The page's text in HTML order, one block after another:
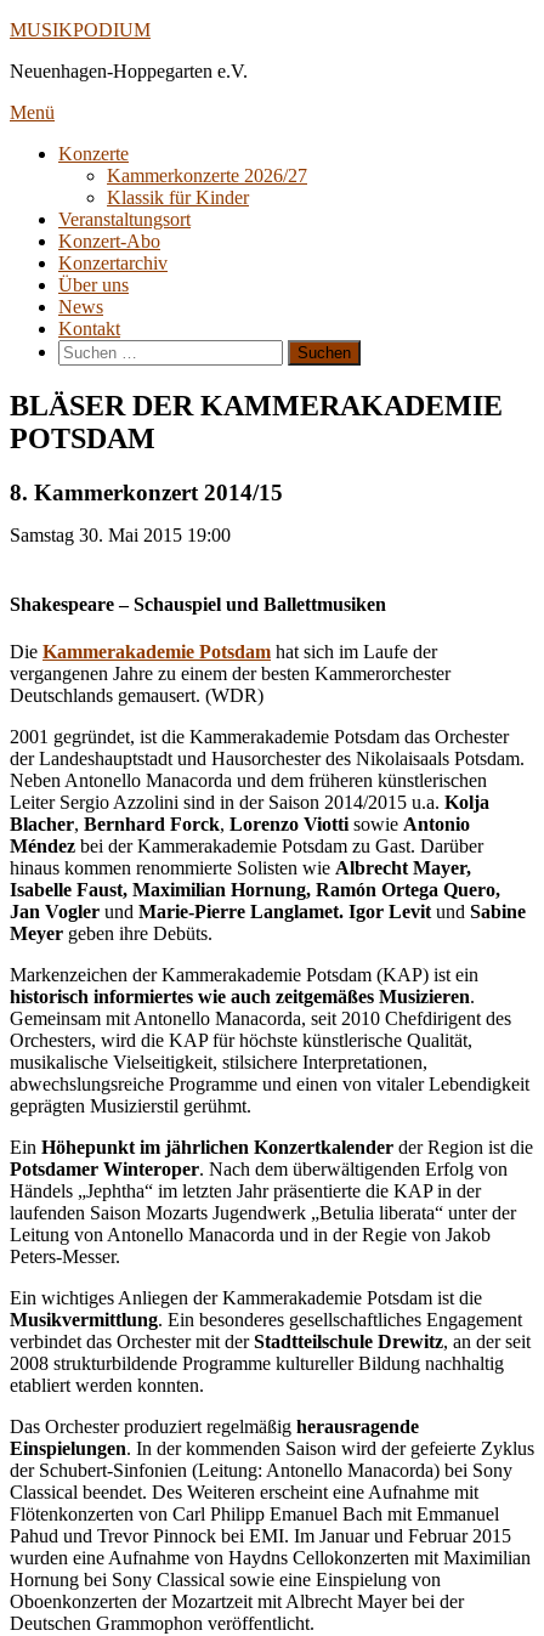
Direkt
Inhalt
MUSIKPODIUM
Neuenhagen-Hoppegarten e.V.
Menü
Konzerte
Kammerkonzerte 2026/27
Klassik für Kinder
Veranstaltungsort
Konzert-Abo
Konzertarchiv
Über uns
News
Kontakt
Suche
nach:
BLÄSER DER KAMMERAKADEMIE
POTSDAM
8. Kammerkonzert 2014/15
Samstag 30. Mai 2015 19:00
Shakespeare – Schauspiel und Ballettmusiken
Die Kammerakademie Potsdam hat sich im Laufe der
vergangenen Jahre zu einem der besten Kammerorchester
Deutschlands gemausert. (WDR)
2001 gegründet, ist die Kammerakademie Potsdam das Orchester
der Landeshauptstadt und Hausorchester des Nikolaisaals Potsdam.
Neben Antonello Manacorda und dem früheren künstlerischen
Leiter Sergio Azzolini sind in der Saison 2014/2015 u.a. Kolja
Blacher, Bernhard Forck, Lorenzo Viotti sowie Antonio
Méndez bei der Kammerakademie Potsdam zu Gast. Darüber
hinaus kommen renommierte Solisten wie Albrecht Mayer,
Isabelle Faust, Maximilian Hornung, Ramón Ortega Quero,
Jan Vogler und Marie-Pierre Langlamet. Igor Levit und Sabine
Meyer geben ihre Debüts.
Markenzeichen der Kammerakademie Potsdam (KAP) ist ein
historisch informiertes wie auch zeitgemäßes Musizieren.
Gemeinsam mit Antonello Manacorda, seit 2010 Chefdirigent des
Orchesters, wird die KAP für höchste künstlerische Qualität,
musikalische Vielseitigkeit, stilsichere Interpretationen,
abwechslungsreiche Programme und einen von vitaler Lebendigkeit
geprägten Musizierstil gerühmt.
Ein Höhepunkt im jährlichen Konzertkalender der Region ist die
Potsdamer Winteroper. Nach dem überwältigenden Erfolg von
Händels „Jephtha“ im letzten Jahr präsentierte die KAP in der
laufenden Saison Mozarts Jugendwerk „Betulia liberata“ unter der
Leitung von Antonello Manacorda und in der Regie von Jakob
Peters-Messer.
Ein wichtiges Anliegen der Kammerakademie Potsdam ist die
Musikvermittlung. Ein besonderes gesellschaftliches Engagement
verbindet das Orchester mit derStadtteilschule Drewitz, an der seit
2008 strukturbildende Programme kultureller Bildung nachhaltig
etabliert werden konnten.
Das Orchester produziert regelmäßig herausragende
Einspielungen. In der kommenden Saison wird der gefeierte Zyklus
der Schubert-Sinfonien (Leitung: Antonello Manacorda) bei Sony
Classical beendet. Des Weiteren erscheint eine Aufnahme mit
Flötenkonzerten von Carl Philipp Emanuel Bach mit Emmanuel
Pahud und Trevor Pinnock bei EMI. Im Januar und Februar 2015
wurden eine Aufnahme von Haydns Cellokonzerten mit Maximilian
Hornung bei Sony Classical sowie eine Einspielung von
Oboenkonzerten der Mozartzeit mit Albrecht Mayer bei der
Deutschen Grammophon veröffentlicht.